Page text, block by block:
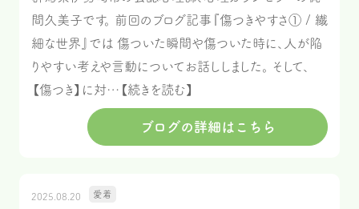
間久美子です。 前回のブログ記事『傷つきやすさ① / 繊
細な世界』では 傷ついた瞬間や傷ついた時に、人が陥
りやすい考えや言動についてお話ししました。 そして、
【傷つき】に対…【続きを読む】
ブログの詳細はこちら
2025.08.20 愛着